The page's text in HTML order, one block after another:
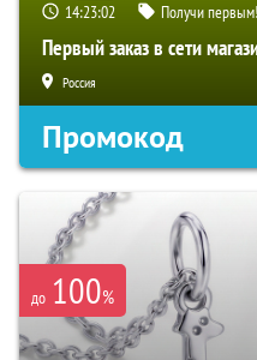
14:23:01 Получи первым!
Первый заказ в сети
Россия
Промокод
до 100%